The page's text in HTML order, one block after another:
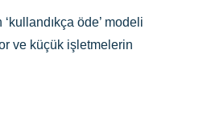
öde’ modeli
ve küçük işletmelerin